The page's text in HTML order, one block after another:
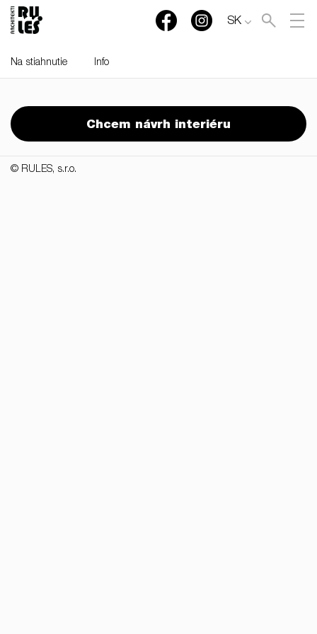
SK
Na stiahnutie Info
Chcem návrh interiéru
RULES, s.r.o., Klincová
37/B, 821 08 Bratislava,
Slovensko
© RULES, s.r.o.